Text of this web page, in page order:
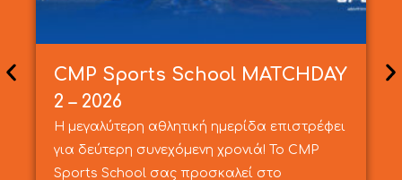
CMP Sports School MATCHDAY
2 – 2026
Η μεγαλύτερη αθλητική ημερίδα επιστρέφει
για δεύτερη συνεχόμενη χρονιά! Το CMP
Sports School σας προσκαλεί στο